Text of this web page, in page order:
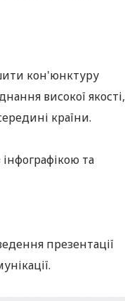
кон'юнктуру
високої якості,
країни.
та
презентації